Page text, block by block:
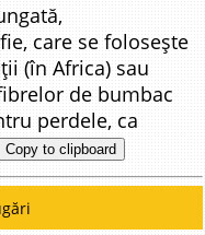
care se folosește
(în Africa) sau
de bumbac
perdele, ca
Copy to clipboard